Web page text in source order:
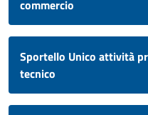
commercio
Sportello Unico attività
tecnico